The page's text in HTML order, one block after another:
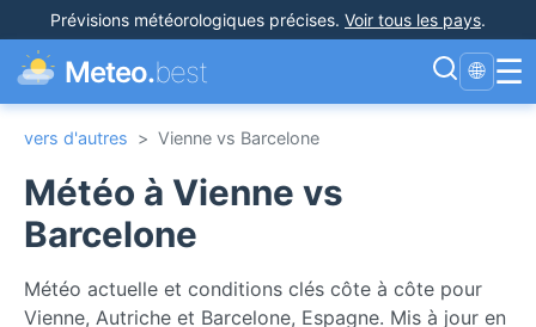
Prévisions météorologiques précises. Voir tous les pays.
Meteo.best 🌐 ☰
vers d'autres > Vienne vs Barcelone
Météo à Vienne vs
Barcelone
Météo actuelle et conditions clés côte à côte pour
Vienne, Autriche et Barcelone, Espagne. Mis à jour en